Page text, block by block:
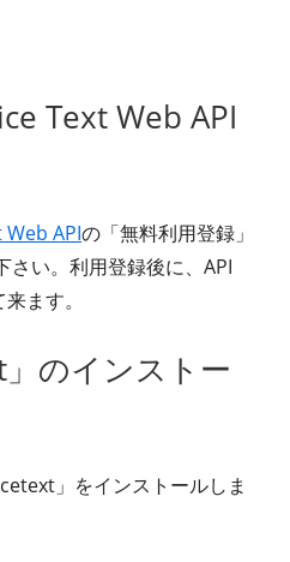
Text Web API
Web APIの「無料利用登録」
さい。利用登録後に、API
ます。
のインストー
」をインストールしま